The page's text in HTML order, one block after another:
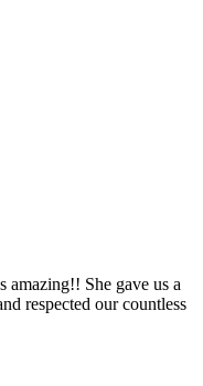
amazing!! She gave us a
respected our countless